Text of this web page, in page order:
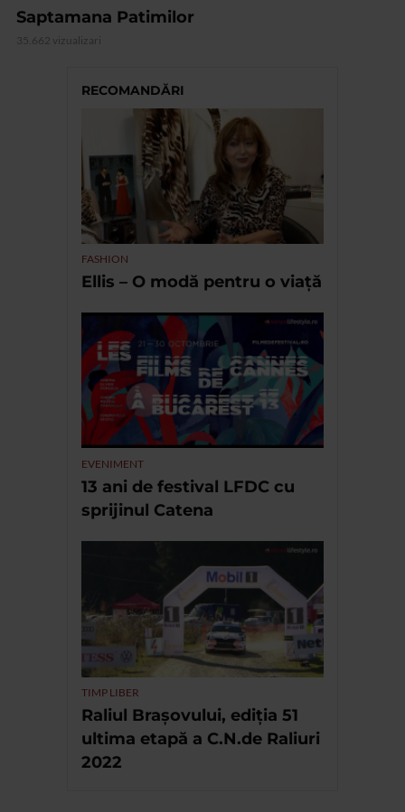
Saptamana Patimilor
35.662 vizualizari
RECOMANDĂRI
FASHION
Ellis – O modă pentru o viață
EVENIMENT
13 ani de festival LFDC cu
sprijinul Catena
TIMP LIBER
Raliul Brașovului, ediția 51
ultima etapă a C.N.de Raliuri
2022